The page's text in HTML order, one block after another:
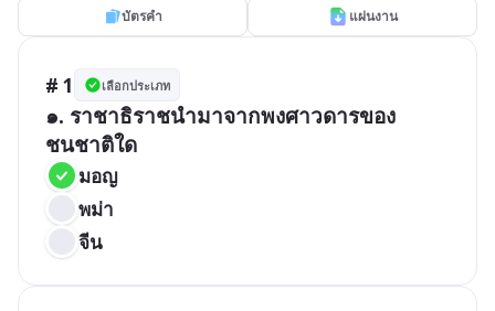
บัตรคำ แผ่นงาน
# 1 เลือกประเภท
๑. ราชาธิราชนำมาจากพงศาวดารของ
ชนชาติใด
มอญ
พม่า
จีน